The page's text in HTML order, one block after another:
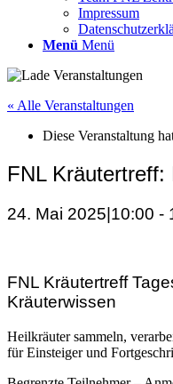
Impressum
Menü Menü
« Alle Veranstaltungen
Diese Veranstaltung
FNL Kräutertreff:
24. Mai 2025|10:00 -
FNL Kräutertreff
Kräuterwissen
Heilkräuter sammeln,
für Einsteiger und